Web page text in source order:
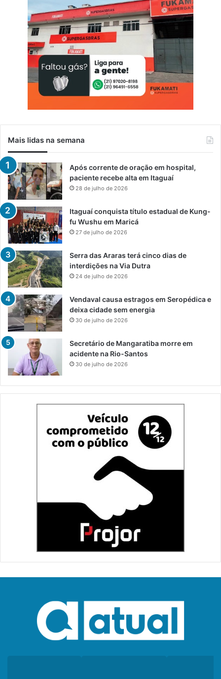
Mais lidas na semana
Após corrente de oração em hospital,
paciente recebe alta em Itaguaí
28 de julho de 2026
Itaguaí conquista título estadual de Kung-
fu Wushu em Maricá
27 de julho de 2026
Serra das Araras terá cinco dias de
interdições na Via Dutra
24 de julho de 2026
Vendaval causa estragos em Seropédica e
deixa cidade sem energia
30 de julho de 2026
Secretário de Mangaratiba morre em
acidente na Rio-Santos
30 de julho de 2026